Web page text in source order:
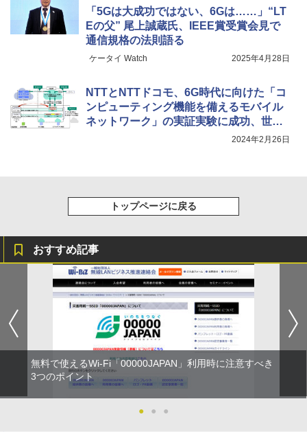
「5Gは大成功ではない、6Gは……」“LT
Eの父” 尾上誠蔵氏、IEEE賞受賞会見で
通信規格の法則語る
ケータイ Watch 2025年4月28日
NTTとNTTドコモ、6G時代に向けた「コ
ンピューティング機能を備えるモバイル
ネットワーク」の実証実験に成功、世界
2024年2月26日
トップページに戻る
おすすめ記事
無料で使えるWi-Fi「00000JAPAN」利用時に注意すべき
3つのポイント
● ● ●